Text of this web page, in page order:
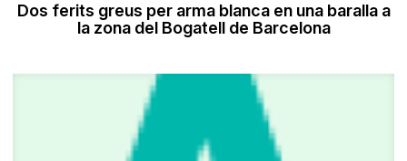
Dos ferits greus per arma blanca en una baralla a
la zona del Bogatell de Barcelona